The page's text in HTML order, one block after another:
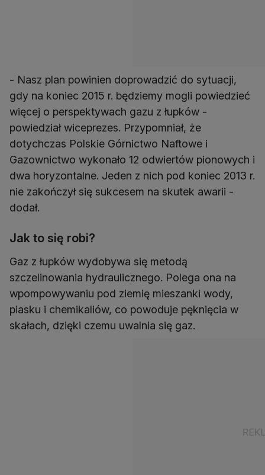
- Nasz plan powinien doprowadzić do sytuacji,
gdy na koniec 2015 r. będziemy mogli powiedzieć
więcej o perspektywach gazu z łupków -
powiedział wiceprezes. Przypomniał, że
dotychczas Polskie Górnictwo Naftowe i
Gazownictwo wykonało 12 odwiertów pionowych i
dwa horyzontalne. Jeden z nich pod koniec 2013 r.
nie zakończył się sukcesem na skutek awarii -
dodał.
Jak to się robi?
Gaz z łupków wydobywa się metodą
szczelinowania hydraulicznego. Polega ona na
wpompowywaniu pod ziemię mieszanki wody,
piasku i chemikaliów, co powoduje pęknięcia w
skałach, dzięki czemu uwalnia się gaz.